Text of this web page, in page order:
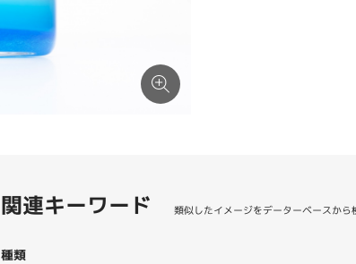
関連キーワード 類似したイメージをデーターベースから
種類